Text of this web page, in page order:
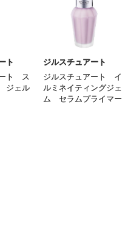
・ハイライト
ト
ト ス
ジェル
ジルスチュアート
ジルスチュアート イ
ルミネイティングジェ
ム セラムプライマー